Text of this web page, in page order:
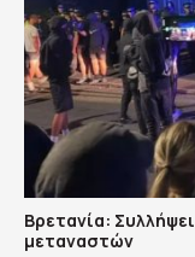
Βρετανία:
μεταναστών